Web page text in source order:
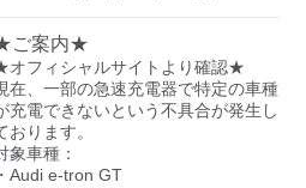
以上 急速-44kW-以上
ご案内★
オフィシャルサイトより確認★
在、一部の急速充電器で特定の車種
充電できないという不具合が発生し
おります。
象車種：
・Audi e-tron GT